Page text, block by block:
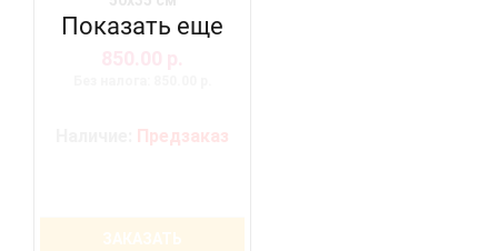
Предзаказ
Показать еще